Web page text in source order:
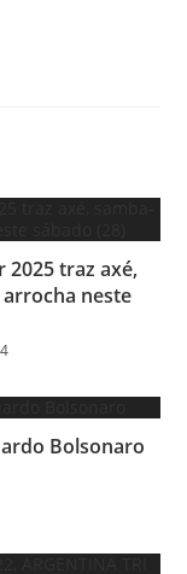
2025 traz axé,
neste
Bolsonaro